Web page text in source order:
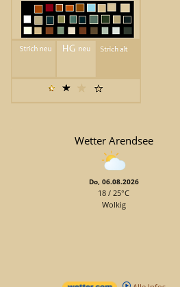
Wetter Arendsee
Do, 06.08.2026
18 / 25°C
Wolkig